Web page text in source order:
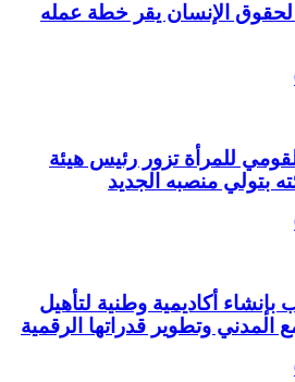
الإنسان يقر خطة عمله
للمرأة تزور رئيس هيئة
بتولي منصبه الجديد
أكاديمية وطنية لتأهيل
وتطوير قدراتها الرقمية